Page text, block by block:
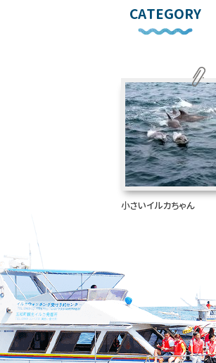
CATEGORY
小さいイルカちゃん